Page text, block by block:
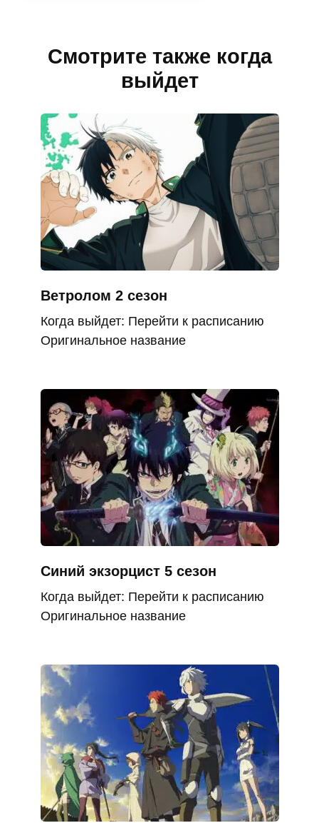
Смотрите также когда
выйдет
Ветролом 2 сезон
Когда выйдет: Перейти к расписанию
Оригинальное название
Синий экзорцист 5 сезон
Когда выйдет: Перейти к расписанию
Оригинальное название